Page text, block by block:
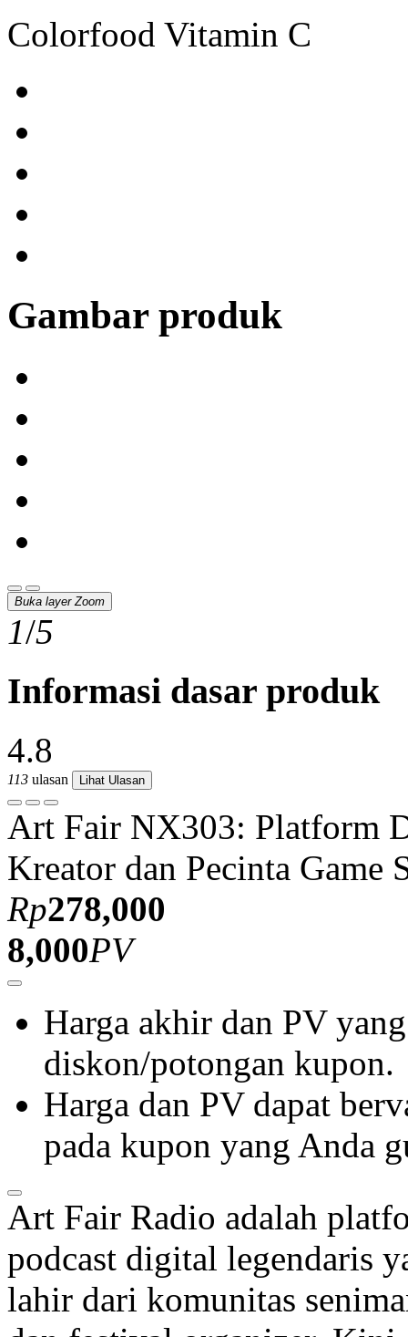
Colorfood Vitamin C
Gambar produk
Buka layer Zoom
1/5
Informasi dasar produk
4.8
113 ulasan Lihat Ulasan
Art Fair NX303: Platform
Kreator dan Pecinta Game
Rp278,000
8,000PV
Harga akhir dan PV
diskon/potongan kupon.
Harga dan PV dapat
pada kupon yang Anda
Art Fair Radio adalah
podcast digital legendaris
lahir dari komunitas